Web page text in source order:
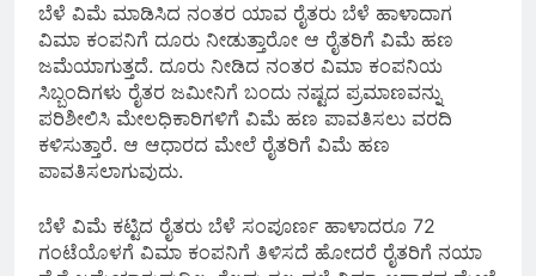
ಬೆಳೆ ವಿಮೆ ಮಾಡಿಸಿದ ನಂತರ ಯಾವ ರೈತರು ಬೆಳೆ ಹಾಳಾದಾಗ
ವಿಮಾ ಕಂಪನಿಗೆ ದೂರು ನೀಡುತ್ತಾರೋ ಆ ರೈತರಿಗೆ ವಿಮೆ ಹಣ
ಜಮೆಯಾಗುತ್ತದೆ. ದೂರು ನೀಡಿದ ನಂತರ ವಿಮಾ ಕಂಪನಿಯ
ಸಿಬ್ಬಂದಿಗಳು ರೈತರ ಜಮೀನಿಗೆ ಬಂದು ನಷ್ಟದ ಪ್ರಮಾಣವನ್ನು
ಪರಿಶೀಲಿಸಿ ಮೇಲಧಿಕಾರಿಗಳಿಗೆ ವಿಮೆ ಹಣ ಪಾವತಿಸಲು ವರದಿ
ಕಳಿಸುತ್ತಾರೆ. ಆ ಆಧಾರದ ಮೇಲೆ ರೈತರಿಗೆ ವಿಮೆ ಹಣ
ಪಾವತಿಸಲಾಗುವುದು.
ಬೆಳೆ ವಿಮೆ ಕಟ್ಟಿದ ರೈತರು ಬೆಳೆ ಸಂಪೂರ್ಣ ಹಾಳಾದರೂ 72
ಗಂಟೆಯೊಳಗೆ ವಿಮಾ ಕಂಪನಿಗೆ ತಿಳಿಸದೆ ಹೋದರೆ ರೈತರಿಗೆ ನಯಾ